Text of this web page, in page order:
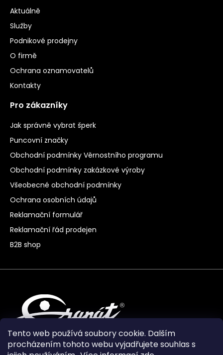
Tento web používá soubory cookie. Dalším
procházením tohoto webu vyjadřujete souhlas s
Aktuálně
Služby
Podnikové prodejny
O firmě
Ochrana oznamovatelů
Kontakty
Pro zákazníky
Jak správně vybrat šperk
Puncovní značky
Obchodní podmínky Věrnostního programu
Obchodní podmínky zakázkové výroby
Všeobecné obchodní podmínky
Ochrana osobních údajů
Reklamační formulář
Reklamační řád prodejen
B2B shop